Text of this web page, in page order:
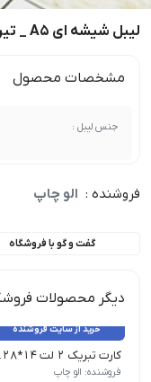
لیبل شیشه ای A5 _ تیراژ 50 عدد
مشخصات محصول
جنس لیبل :
فروشنده : الو چاپ
گفت و گو با فروشگاه
دیگر محصولات
خرید از سایت فروشنده
فروشنده: الو چاپ